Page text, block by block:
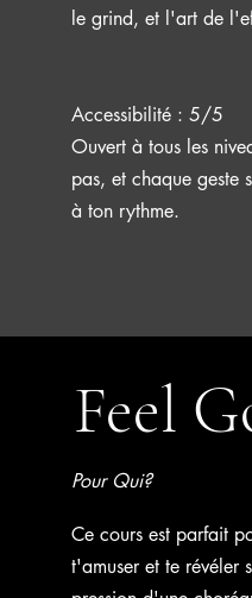
le grind, et l'art de
Accessibilité : 5/5
Ouvert à tous les
pas, et chaque geste
à ton rythme.
Feel
Pour Qui?
Ce cours est parfait
t'amuser et te révéler